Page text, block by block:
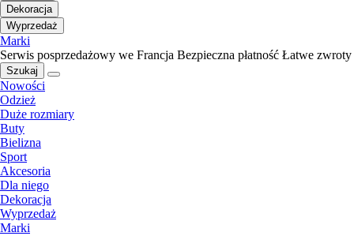
Dekoracja
Wyprzedaż
Marki
Serwis posprzedażowy we Francja Bezpieczna płatność Łatwe zwroty
Szukaj
Nowości
Odzież
Duże rozmiary
Buty
Bielizna
Sport
Akcesoria
Dla niego
Dekoracja
Wyprzedaż
Marki